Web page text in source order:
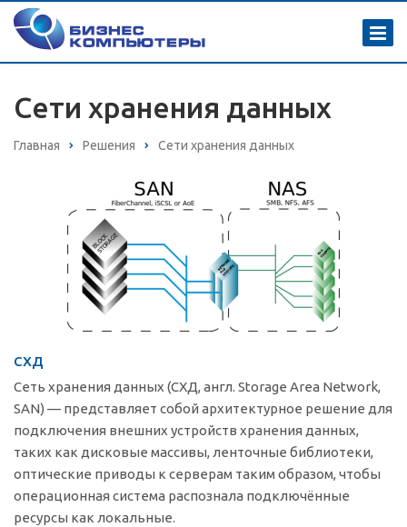
Сети хранения данных
Главная Решения Сети хранения данных
СХД
Сеть хранения данных (СХД, англ. Storage Area Network,
SAN) — представляет собой архитектурное решение для
подключения внешних устройств хранения данных,
таких как дисковые массивы, ленточные библиотеки,
оптические приводы к серверам таким образом, чтобы
операционная система распознала подключённые
ресурсы как локальные.